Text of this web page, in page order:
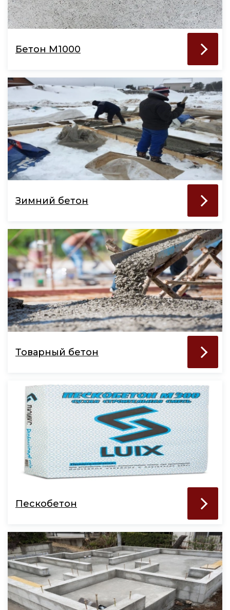
Бетон М1000
Зимний бетон
Товарный бетон
Пескобетон